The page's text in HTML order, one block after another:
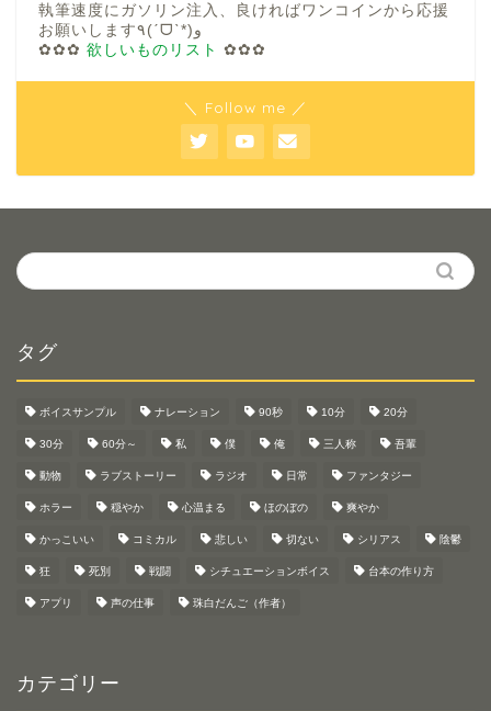
執筆速度にガソリン注入、良ければワンコインから応援
お願いします٩(ˊᗜˋ*)و
✿✿✿ 欲しいものリスト ✿✿✿
＼ Follow me ／
タグ
ボイスサンプル ナレーション 90秒 10分 20分
30分 60分～ 私 僕 俺 三人称 吾輩
動物 ラブストーリー ラジオ 日常 ファンタジー
ホラー 穏やか 心温まる ほのぼの 爽やか
かっこいい コミカル 悲しい 切ない シリアス 陰鬱
狂 死別 戦闘 シチュエーションボイス 台本の作り方
アプリ 声の仕事 珠白だんご（作者）
カテゴリー